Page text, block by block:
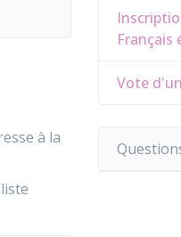
à la
Français
Vote